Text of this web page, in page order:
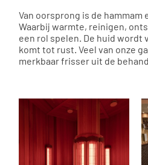
Van oorsprong is de
Waarbij warmte, reinigen,
een rol spelen. De huid wordt
komt tot rust. Veel van onze
merkbaar frisser uit de